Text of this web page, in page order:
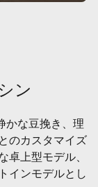
ン
かな豆挽き、理
のカスタマイズ
卓上型モデル、
インモデルとし